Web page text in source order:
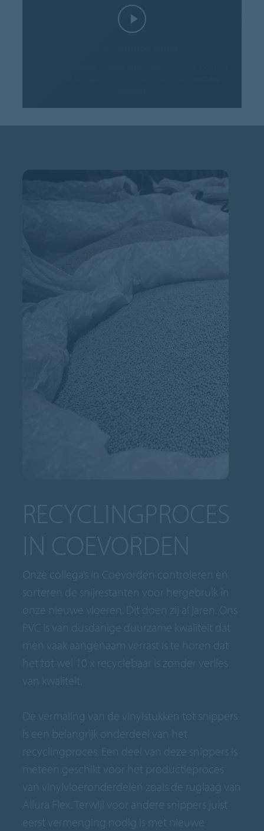
COOKIES TOESTAAN
RECYCLINGPROCES
IN COEVORDEN
Onze collega’s in Coevorden controleren en
sorteren de snijrestanten voor hergebruik in
onze nieuwe vloeren. Dit doen zij al jaren. Ons
PVC is van dusdanige duurzame kwaliteit dat
men vaak aangenaam verrast is te horen dat
het tot wel 10 x recyclebaar is zonder verlies
van kwaliteit.
De vermaling van de vinylstukken tot snippers
is een belangrijk onderdeel van het
recyclingproces. Een deel van deze snippers is
meteen geschikt voor het productieproces
van vinylvloeronderdelen zoals de ruglaag van
Allura Flex. Terwijl voor andere snippers juist
eerst vermenging nodig is met nieuwe